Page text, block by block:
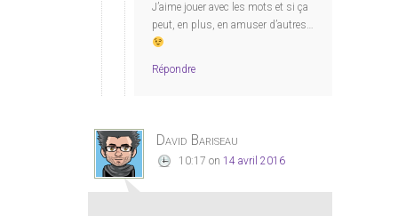
J’aime jouer avec les mots et si ça
peut, en plus, en amuser d’autres…
Répondre
David Bariseau
10:17 on 14 avril 2016